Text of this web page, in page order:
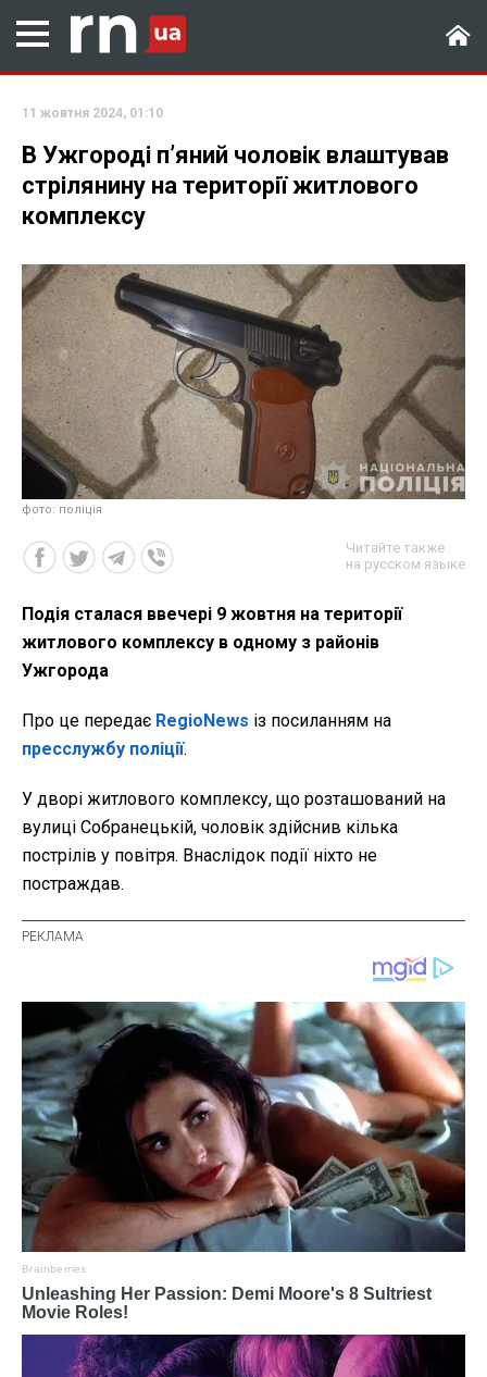
11 жовтня 2024, 01:10
В Ужгороді пʼяний чоловік влаштував
стрілянину на території житлового
комплексу
фото: поліція
Читайте также
на русском языке
Подія сталася ввечері 9 жовтня на території
житлового комплексу в одному з районів
Ужгорода
Про це передає RegioNews із посиланням на
пресслужбу поліції.
У дворі житлового комплексу, що розташований на
вулиці Собранецькій, чоловік здійснив кілька
пострілів у повітря. Внаслідок події ніхто не
постраждав.